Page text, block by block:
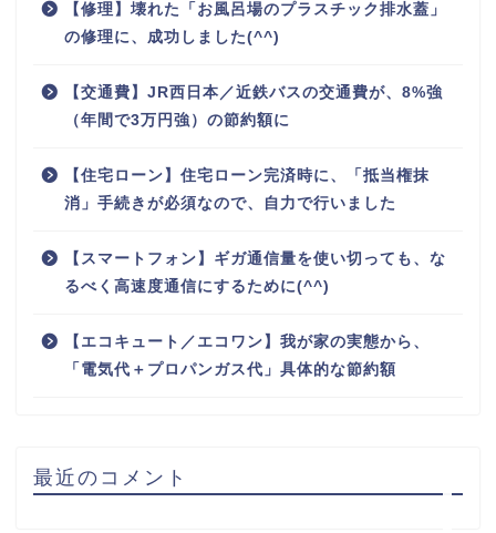
【修理】壊れた「お風呂場のプラスチック排水蓋」
の修理に、成功しました(^^)
【交通費】JR西日本／近鉄バスの交通費が、8%強
（年間で3万円強）の節約額に
【住宅ローン】住宅ローン完済時に、「抵当権抹
消」手続きが必須なので、自力で行いました
【スマートフォン】ギガ通信量を使い切っても、な
るべく高速度通信にするために(^^)
【エコキュート／エコワン】我が家の実態から、
「電気代＋プロパンガス代」具体的な節約額
最近のコメント
ホーム